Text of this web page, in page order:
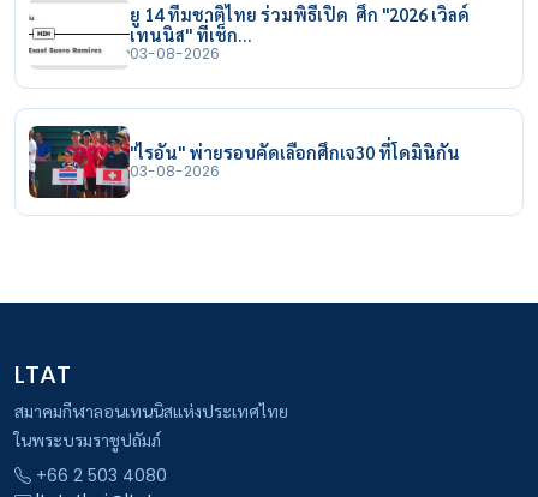
ยู 14 ทีมชาติไทย ร่วมพิธีเปิด ศึก "2026 เวิลด์
เทนนิส" ที่เช็ก…
03-08-2026
"ไรอัน" พ่ายรอบคัดเลือกศึกเจ30 ที่โดมินิกัน
03-08-2026
LTAT
สมาคมกีฬาลอนเทนนิสแห่งประเทศไทย
ในพระบรมราชูปถัมภ์
+66 2 503 4080